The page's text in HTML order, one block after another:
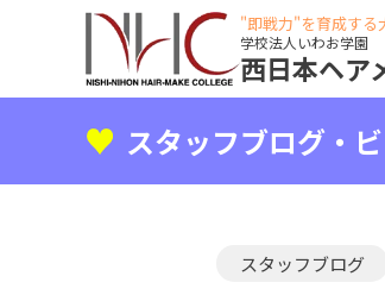
"即戦力"を育成する
学校法人いわお学園
西日本ヘア
スタッフブログ・
スタッフブログ